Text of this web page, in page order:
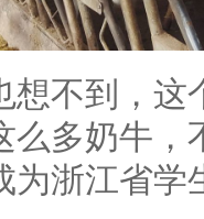
不到，这
么多奶牛，
为浙江省学